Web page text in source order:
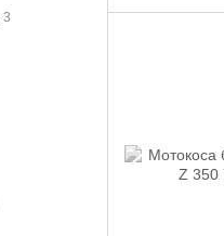
3